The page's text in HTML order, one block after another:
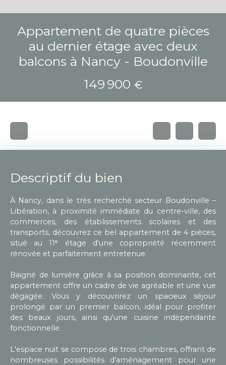
Appartement de quatre pièces
au dernier étage avec deux
balcons à Nancy - Boudonville
149 900 €
Descriptif du bien
À Nancy, dans le très recherché secteur Boudonville –
Libération, à proximité immédiate du centre-ville, des
commerces, des établissements scolaires et des
transports, découvrez ce bel appartement de 4 pièces,
situé au 11ᵉ étage d'une copropriété récemment
rénovée et parfaitement entretenue.
Baigné de lumière grâce à sa position dominante, cet
appartement offre un cadre de vie agréable et une vue
dégagée. Vous y découvrirez un spacieux séjour
prolongé par un premier balcon, idéal pour profiter
des beaux jours, ainsi qu'une cuisine indépendante
fonctionnelle.
L'espace nuit se compose de trois chambres, offrant de
nombreuses possibilités d'aménagement pour une